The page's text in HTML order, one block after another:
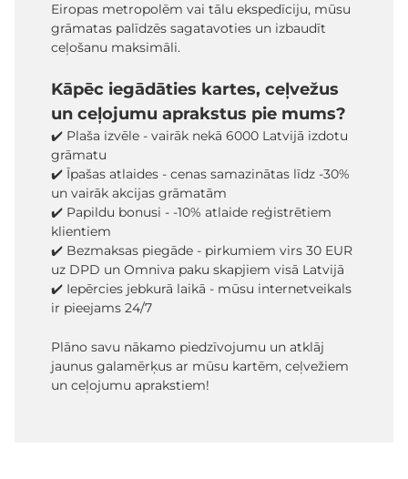
Eiropas metropolēm vai tālu ekspedīciju, mūsu
grāmatas palīdzēs sagatavoties un izbaudīt
ceļošanu maksimāli.
Kāpēc iegādāties kartes, ceļvežus
un ceļojumu aprakstus pie mums?
✔️ Plaša izvēle - vairāk nekā 6000 Latvijā izdotu
grāmatu
✔️ Īpašas atlaides - cenas samazinātas līdz -30%
un vairāk akcijas grāmatām
✔️ Papildu bonusi - -10% atlaide reģistrētiem
klientiem
✔️ Bezmaksas piegāde - pirkumiem virs 30 EUR
uz DPD un Omniva paku skapjiem visā Latvijā
✔️ Iepērcies jebkurā laikā - mūsu internetveikals
ir pieejams 24/7
Plāno savu nākamo piedzīvojumu un atklāj
jaunus galamērķus ar mūsu kartēm, ceļvežiem
un ceļojumu aprakstiem!